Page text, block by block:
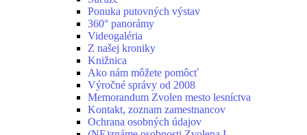
Ponuka putovných výstav
360° panorámy
Videogaléria
Z našej kroniky
Knižnica
Ako nám môžete pomôcť
Výročné správy od 2008
Memorandum Zvolen mesto lesníctva
Kontakt, zoznam zamestnancov
Ochrana osobných údajov